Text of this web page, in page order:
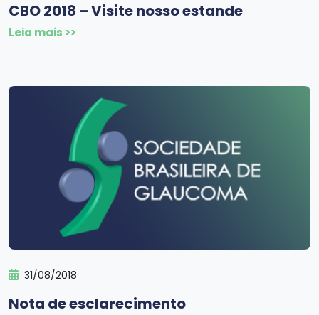
CBO 2018 – Visite nosso estande
Leia mais >>
31/08/2018
Nota de esclarecimento